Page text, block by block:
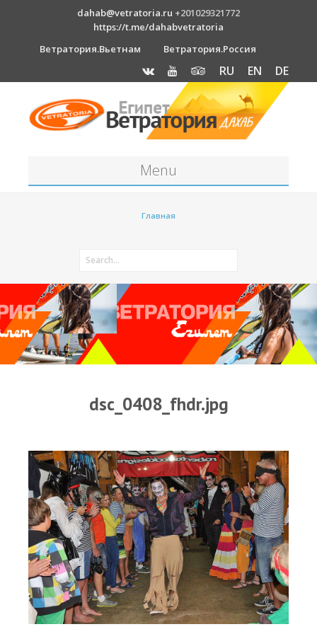
dahab@vetratoria.ru +201029321772
https://t.me/dahabvetratoria
Ветратория.Вьетнам
Ветратория.Россия
RU EN DE
Menu
Как к нам добраться?
Отель Canion
Прогноз погоды
Оборудование
Виртуальный тур Ганет Синай
Дахаб
ВиндСерфКидс
Новости
Медиа
Медиа архив
Фотки
Главная
dsc_0408_fhdr.jpg